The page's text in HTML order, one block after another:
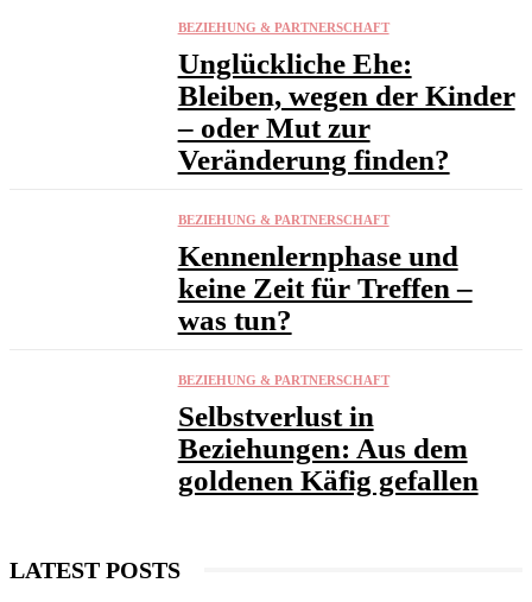
BEZIEHUNG & PARTNERSCHAFT
Unglückliche Ehe:
Bleiben, wegen der Kinder
– oder Mut zur
Veränderung finden?
BEZIEHUNG & PARTNERSCHAFT
Kennenlernphase und
keine Zeit für Treffen –
was tun?
BEZIEHUNG & PARTNERSCHAFT
Selbstverlust in
Beziehungen: Aus dem
goldenen Käfig gefallen
LATEST POSTS